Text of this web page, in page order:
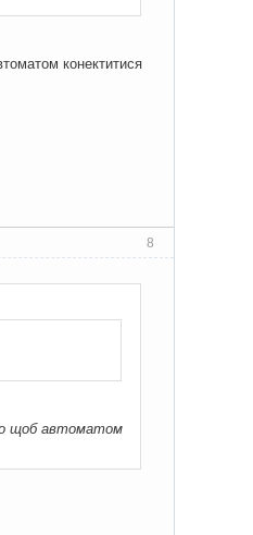
конектитися
8
щоб автоматом